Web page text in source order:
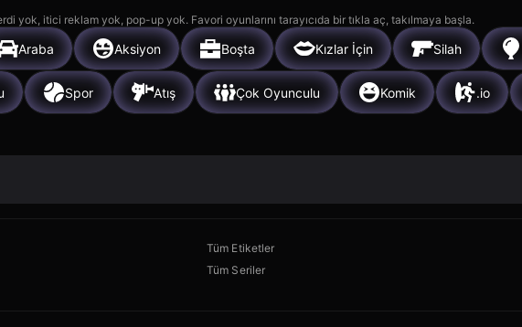
yok, itici reklam yok, pop-up yok. Favori oyunlarını tarayıcıda bir tıkla aç, takılmaya başla.
Araba Aksiyon Boşta Kızlar İçin Silah
Spor Atış Çok Oyunculu Komik .io
Tüm Etiketler
Tüm Seriler